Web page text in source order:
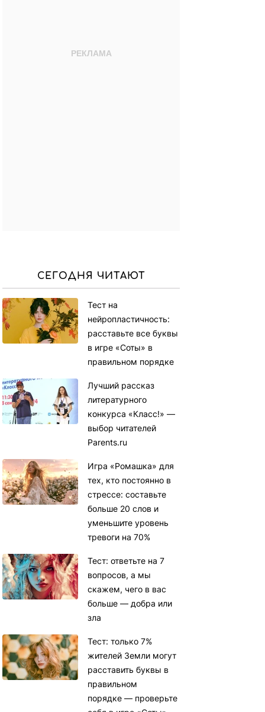
СЕГОДНЯ ЧИТАЮТ
Тест на
нейропластичность:
расставьте все буквы
в игре «Соты» в
правильном порядке
Лучший рассказ
литературного
конкурса «Класс!» —
выбор читателей
Parents.ru
Игра «Ромашка» для
тех, кто постоянно в
стрессе: составьте
больше 20 слов и
уменьшите уровень
тревоги на 70%
Тест: ответьте на 7
вопросов, а мы
скажем, чего в вас
больше — добра или
зла
Тест: только 7%
жителей Земли могут
расставить буквы в
правильном
порядке — проверьте